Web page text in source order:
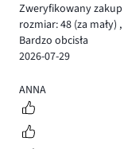
Zweryfikowany zakup
rozmiar: 48 (za mały) ,
Bardzo obcisła
2026-07-29
5
ANNA